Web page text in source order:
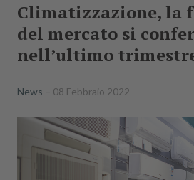
NEWS
RIVISTA
Climatizzazione, la
del mercato si
nell’ultimo
News 08 Febbraio 2022